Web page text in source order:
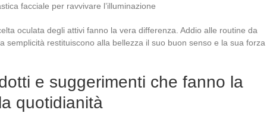
facciale per ravvivare l’illuminazione
oculata degli attivi fanno la vera differenza. Addio alle routine da
semplicità restituiscono alla bellezza il suo buon senso e la sua forza
e suggerimenti che fanno la
quotidianità